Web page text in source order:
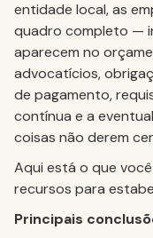
entidade local, as
quadro completo —
aparecem no
advocatícios,
de pagamento,
contínua e a
coisas não derem
Aqui está o que
recursos para
Principais